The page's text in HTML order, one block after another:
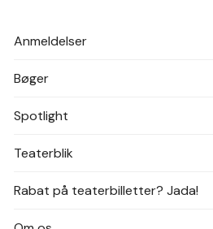
Anmeldelser
Bøger
Spotlight
Teaterblik
Rabat på teaterbilletter? Jada!